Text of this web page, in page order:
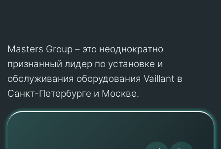
Masters Group – это неоднократно
признанный лидер по установке и
обслуживания оборудования Vaillant в
Санкт-Петербурге и Москве.